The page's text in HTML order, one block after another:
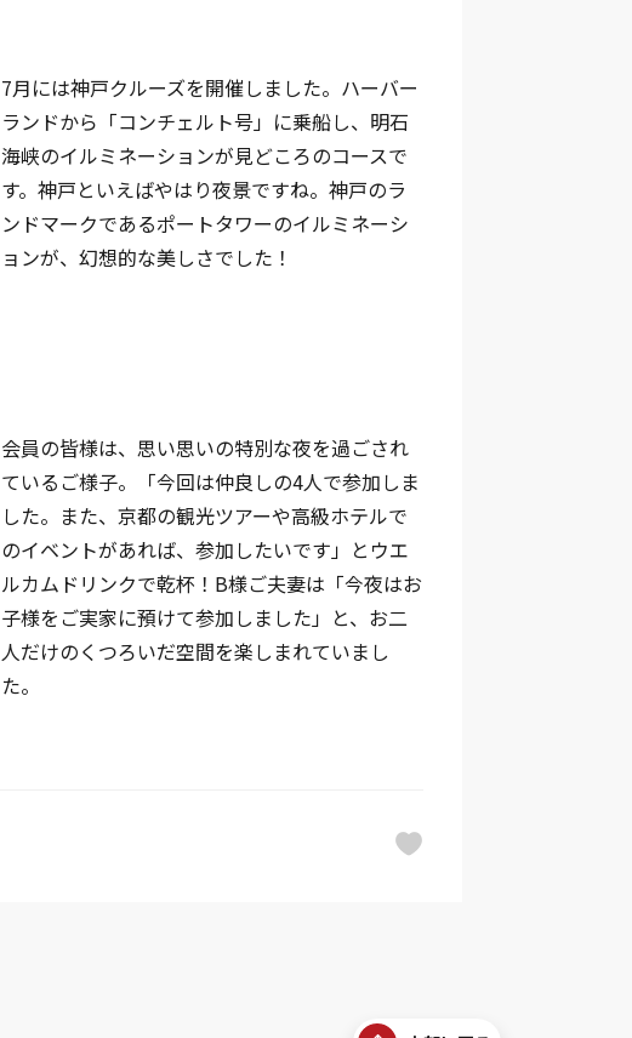
7月には神戸クルーズを開催しました。ハーバー
ランドから「コンチェルト号」に乗船し、明石
海峡のイルミネーションが見どころのコースで
す。神戸といえばやはり夜景ですね。神戸のラ
ンドマークであるポートタワーのイルミネーシ
ョンが、幻想的な美しさでした！
会員の皆様は、思い思いの特別な夜を過ごされ
ているご様子。「今回は仲良しの4人で参加しま
した。また、京都の観光ツアーや高級ホテルで
のイベントがあれば、参加したいです」とウエ
ルカムドリンクで乾杯！B様ご夫妻は「今夜はお
子様をご実家に預けて参加しました」と、お二
人だけのくつろいだ空間を楽しまれていまし
た。